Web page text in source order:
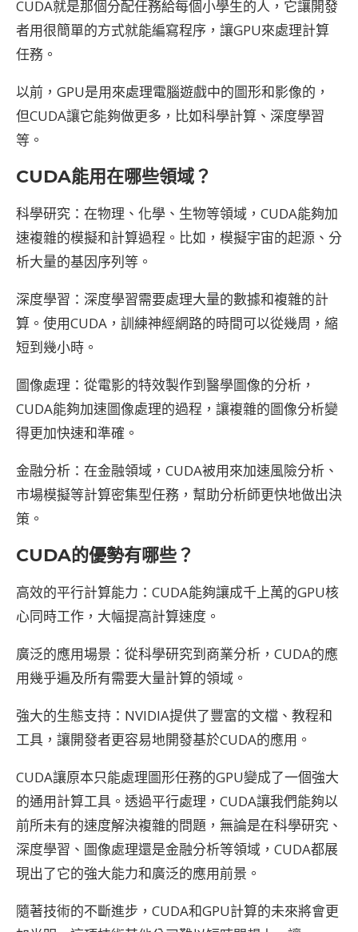
CUDA就是那個分配任務給每個小學生的人，它讓開發
者用很簡單的方式就能編寫程序，讓GPU來處理計算
任務。
以前，GPU是用來處理電腦遊戲中的圖形和影像的，
但CUDA讓它能夠做更多，比如科學計算、深度學習
等。
CUDA能用在哪些領域？
科學研究：在物理、化學、生物等領域，CUDA能夠加
速複雜的模擬和計算過程。比如，模擬宇宙的起源、分
析大量的基因序列等。
深度學習：深度學習需要處理大量的數據和複雜的計
算。使用CUDA，訓練神經網路的時間可以從幾周，縮
短到幾小時。
圖像處理：從電影的特效製作到醫學圖像的分析，
CUDA能夠加速圖像處理的過程，讓複雜的圖像分析變
得更加快速和準確。
金融分析：在金融領域，CUDA被用來加速風險分析、
市場模擬等計算密集型任務，幫助分析師更快地做出決
策。
CUDA的優勢有哪些？
高效的平行計算能力：CUDA能夠讓成千上萬的GPU核
心同時工作，大幅提高計算速度。
廣泛的應用場景：從科學研究到商業分析，CUDA的應
用幾乎遍及所有需要大量計算的領域。
強大的生態支持：NVIDIA提供了豐富的文檔、教程和
工具，讓開發者更容易地開發基於CUDA的應用。
CUDA讓原本只能處理圖形任務的GPU變成了一個強大
的通用計算工具。透過平行處理，CUDA讓我們能夠以
前所未有的速度解決複雜的問題，無論是在科學研究、
深度學習、圖像處理還是金融分析等領域，CUDA都展
現出了它的強大能力和廣泛的應用前景。
隨著技術的不斷進步，CUDA和GPU計算的未來將會更